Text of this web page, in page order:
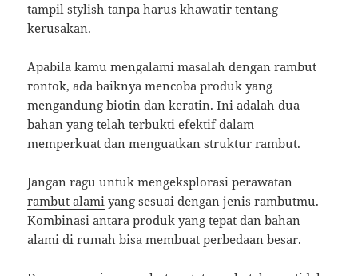
tampil stylish tanpa harus khawatir tentang
kerusakan.
Apabila kamu mengalami masalah dengan rambut
rontok, ada baiknya mencoba produk yang
mengandung biotin dan keratin. Ini adalah dua
bahan yang telah terbukti efektif dalam
memperkuat dan menguatkan struktur rambut.
Jangan ragu untuk mengeksplorasiperawatan
rambut alami yang sesuai dengan jenis rambutmu.
Kombinasi antara produk yang tepat dan bahan
alami di rumah bisa membuat perbedaan besar.